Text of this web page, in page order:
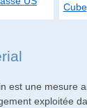
Cube
est une mesure
exploitée